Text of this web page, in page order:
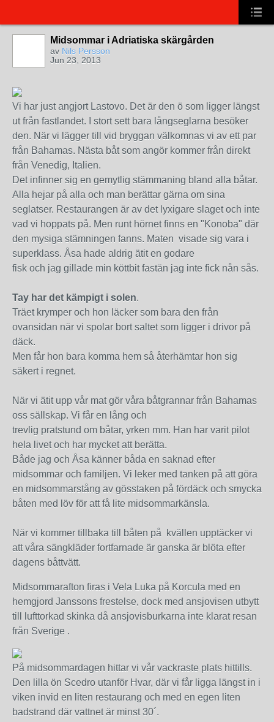
Midsommar i Adriatiska skärgården
av Nils Persson
Jun 23, 2013
Vi har just angjort Lastovo. Det är den ö som ligger längst
ut från fastlandet. I stort sett bara långseglarna besöker
den. När vi lägger till vid bryggan välkomnas vi av ett par
från Bahamas. Nästa båt som angör kommer från direkt
från Venedig, Italien.
Det infinner sig en gemytlig stämmaning bland alla båtar.
Alla hejar på alla och man berättar gärna om sina
seglatser. Restaurangen är av det lyxigare slaget och inte
vad vi hoppats på. Men runt hörnet finns en "Konoba" där
den mysiga stämningen fanns. Maten visade sig vara i
superklass. Åsa hade aldrig ätit en godare
fisk och jag gillade min köttbit fastän jag inte fick nån sås.
Tay har det kämpigt i solen.
Träet krymper och hon läcker som bara den från
ovansidan när vi spolar bort saltet som ligger i drivor på
däck.
Men får hon bara komma hem så återhämtar hon sig
säkert i regnet.
När vi ätit upp vår mat gör våra båtgrannar från Bahamas
oss sällskap. Vi får en lång och
trevlig pratstund om båtar, yrken mm. Han har varit pilot
hela livet och har mycket att berätta.
Både jag och Åsa känner båda en saknad efter
midsommar och familjen. Vi leker med tanken på att göra
en midsommarstång av gösstaken på fördäck och smycka
båten med löv för att få lite midsommarkänsla.
När vi kommer tillbaka till båten på kvällen upptäcker vi
att våra sängkläder fortfarnade är ganska är blöta efter
dagens båttvätt.
Midsommarafton firas i Vela Luka på Korcula med en
hemgjord Janssons frestelse, dock med ansjovisen utbytt
till lufttorkad skinka då ansjovisburkarna inte klarat resan
från Sverige .
På midsommardagen hittar vi vår vackraste plats hittills.
Den lilla ön Scedro utanför Hvar, där vi får ligga längst in i
viken invid en liten restaurang och med en egen liten
badstrand där vattnet är minst 30´.